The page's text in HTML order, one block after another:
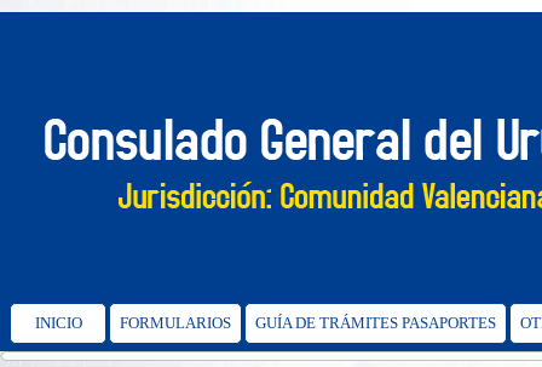
INICIO FORMULARIOS GUÍA DE TRÁMITES PASAPORTES